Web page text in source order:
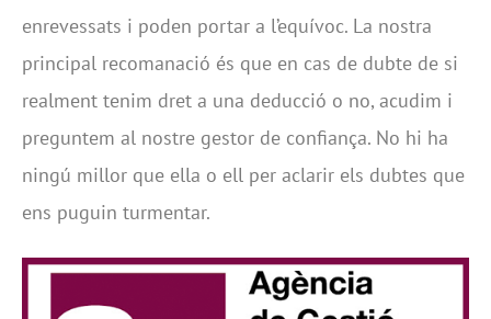
enrevessats i poden portar a l’equívoc. La nostra
principal recomanació és que en cas de dubte de si
realment tenim dret a una deducció o no, acudim i
preguntem al nostre gestor de confiança. No hi ha
ningú millor que ella o ell per aclarir els dubtes que
ens puguin turmentar.